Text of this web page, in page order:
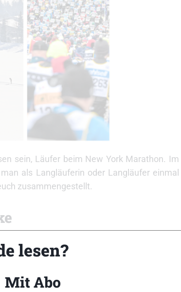
sein, Läufer beim New York Marathon. Im
als Langläuferin oder Langläufer einmal
zusammengestellt.
die ein Skilangläufer einmal gemacht
sondern auch um ganz einfache Dinge,
wie viele dieser zehn Dinge ihr schon
lesen?
Mit Abo